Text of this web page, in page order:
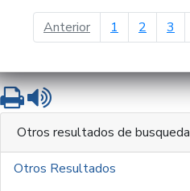
Anteriorpágina anterior
1 2 3
ImprimirLeer contenido
Otros resultados de busqueda
Otros Resultados